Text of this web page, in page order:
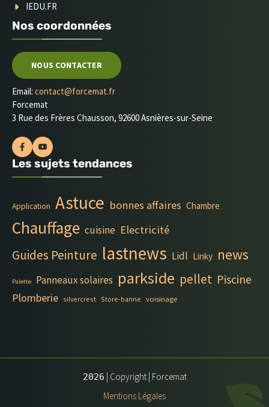
IEDU.FR
Nos coordonnées
NOUS CONTACTER
Email: contact@forcemat.fr
Forcemat
3 Rue des Frères Chausson, 92600 Asnières-sur-Seine
Les sujets tendances
Application Astuce bonnes affaires Chambre
Chauffage cuisine Electricité
Guides Peinture lastnews Lidl Linky news
Palette Panneaux solaires parkside pellet Piscine
Plomberie silvercrest Store-banne voisinage
2026 | Copyright | Forcemat
Mentions Légales